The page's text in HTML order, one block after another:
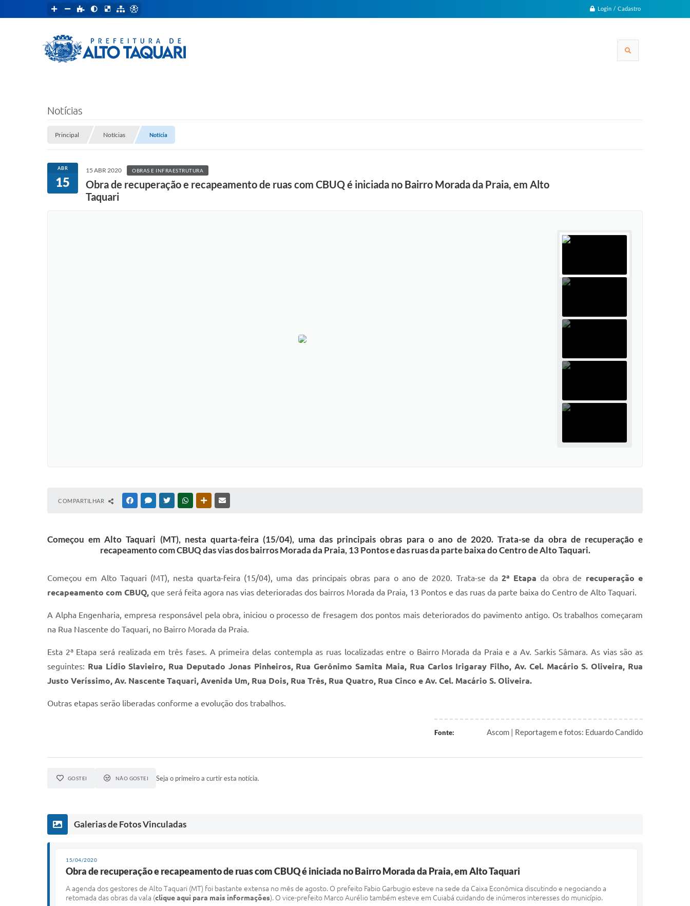
Login / Cadastro
Notícias
Principal Notícias Notícia
ABR
15
15 ABR 2020 OBRAS E INFRAESTRUTURA
Obra de recuperação e recapeamento de ruas com CBUQ é iniciada no Bairro Morada da Praia, em Alto
Taquari
COMPARTILHAR FACEBOOKMESSENGER
TWITTERWHATSAPPOUTRAS MÍDIAS
Começou em Alto Taquari (MT), nesta quarta-feira (15/04), uma das principais obras para o ano de 2020. Trata-se da obra de recuperação e
recapeamento com CBUQ das vias dos bairros Morada da Praia, 13 Pontos e das ruas da parte baixa do Centro de Alto Taquari.
Começou em Alto Taquari (MT), nesta quarta-feira (15/04), uma das principais obras para o ano de 2020. Trata-se da2ª Etapa da obra de recuperação e
recapeamento com CBUQ, que será feita agora nas vias deterioradas dos bairros Morada da Praia, 13 Pontos e das ruas da parte baixa do Centro de Alto Taquari.
A Alpha Engenharia, empresa responsável pela obra, iniciou o processo de fresagem dos pontos mais deteriorados do pavimento antigo. Os trabalhos começaram
na Rua Nascente do Taquari, no Bairro Morada da Praia.
Esta 2ª Etapa será realizada em três fases. A primeira delas contempla as ruas localizadas entre o Bairro Morada da Praia e a Av. Sarkis Sâmara. As vias são as
seguintes: Rua Lídio Slavieiro, Rua Deputado Jonas Pinheiros, Rua Gerônimo Samita Maia, Rua Carlos Irigaray Filho, Av. Cel. Macário S. Oliveira, Rua
Justo Veríssimo, Av. Nascente Taquari, Avenida Um, Rua Dois, Rua Três, Rua Quatro, Rua Cinco e Av. Cel. Macário S. Oliveira.
Outras etapas serão liberadas conforme a evolução dos trabalhos.
Fonte: Ascom | Reportagem e fotos: Eduardo Candido
GOSTEI NÃO GOSTEI Seja o primeiro a curtir esta notícia.
Galerias de Fotos Vinculadas
15/04/2020
Obra de recuperação e recapeamento de ruas com CBUQ é iniciada no Bairro Morada da Praia, em Alto Taquari
A agenda dos gestores de Alto Taquari (MT) foi bastante extensa no mês de agosto. O prefeito Fabio Garbugio esteve na sede da Caixa Econômica discutindo e negociando a
retomada das obras da vala (clique aqui para mais informações). O vice-prefeito Marco Aurélio também esteve em Cuiabá cuidando de inúmeros interesses do município.